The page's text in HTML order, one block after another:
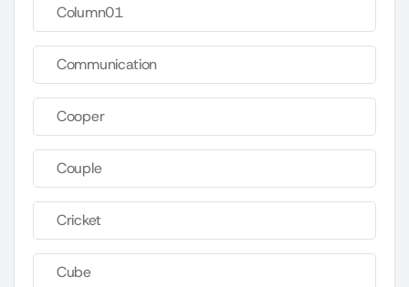
Column01
Communication
Cooper
Couple
Cricket
Cube